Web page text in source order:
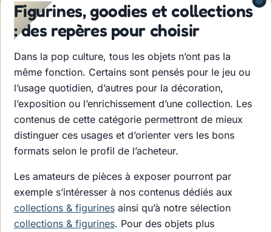
Figurines, goodies et collections
: des repères pour choisir
Dans la pop culture, tous les objets n’ont pas la
même fonction. Certains sont pensés pour le jeu ou
l’usage quotidien, d’autres pour la décoration,
l’exposition ou l’enrichissement d’une collection. Les
contenus de cette catégorie permettront de mieux
distinguer ces usages et d’orienter vers les bons
formats selon le profil de l’acheteur.
Les amateurs de pièces à exposer pourront par
exemple s’intéresser à nos contenus dédiés aux
collections & figurinesainsi qu’à notre sélection
collections & figurines. Pour des objets plus